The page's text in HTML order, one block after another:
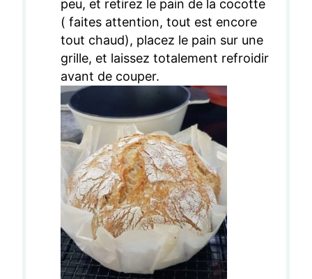
peu, et retirez le pain de la cocotte
( faites attention, tout est encore
tout chaud), placez le pain sur une
grille, et laissez totalement refroidir
avant de couper.